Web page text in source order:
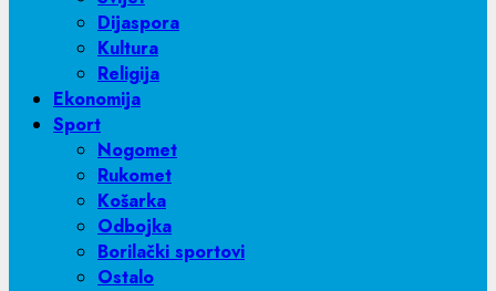
Dijaspora
Kultura
Religija
Ekonomija
Sport
Nogomet
Rukomet
Košarka
Odbojka
Borilački sportovi
Ostalo